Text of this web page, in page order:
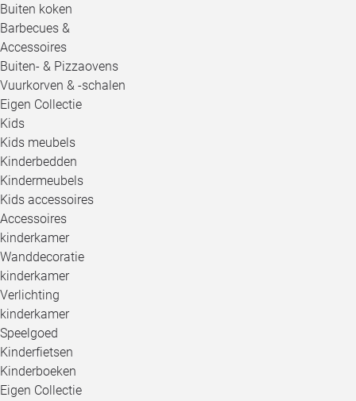
Buiten koken
Barbecues &
Accessoires
Buiten- & Pizzaovens
Vuurkorven & -schalen
Eigen Collectie
Kids
Kids meubels
Kinderbedden
Kindermeubels
Kids accessoires
Accessoires
kinderkamer
Wanddecoratie
kinderkamer
Verlichting
kinderkamer
Speelgoed
Kinderfietsen
Kinderboeken
Eigen Collectie